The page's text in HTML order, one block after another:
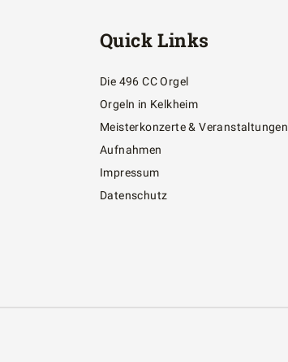
Quick Links
Die 496 CC Orgel
Orgeln in Kelkheim
Meisterkonzerte & Veranstaltungen
Aufnahmen
Impressum
Datenschutz